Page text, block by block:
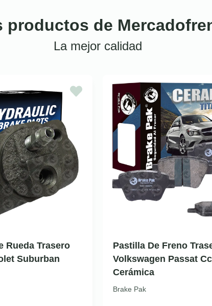
productos de
La mejor calidad
Rueda Trasero
Suburban
Pastilla De Freno
Volkswagen Passat
Cerámica
Brake Pak